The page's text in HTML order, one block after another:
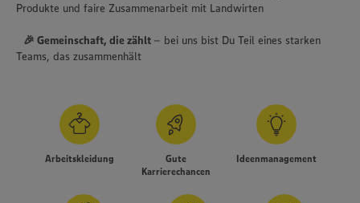
Produkte und faire Zusammenarbeit mit Landwirten
🎉 Gemeinschaft, die zählt – bei uns bist Du Teil eines starken
Teams, das zusammenhält
Arbeitskleidung
Gute
Karrierechancen
Ideenmanagement